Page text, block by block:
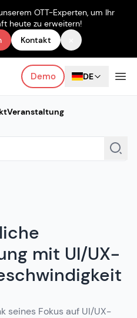
OTT-Experten, um Ihr
heute zu erweitern!
Kontakt
Demo DE
Veranstaltung
mit UI/UX-
seines Fokus auf UI/UX-